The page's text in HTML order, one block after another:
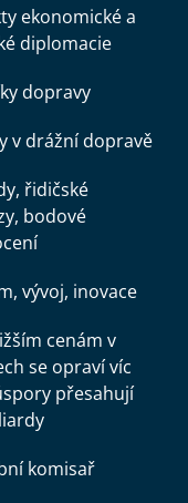
ekonomické a
diplomacie
dopravy
v drážní dopravě
řidičské
bodové
vývoj, inovace
cenám v
se opraví víc
přesahují
komisař